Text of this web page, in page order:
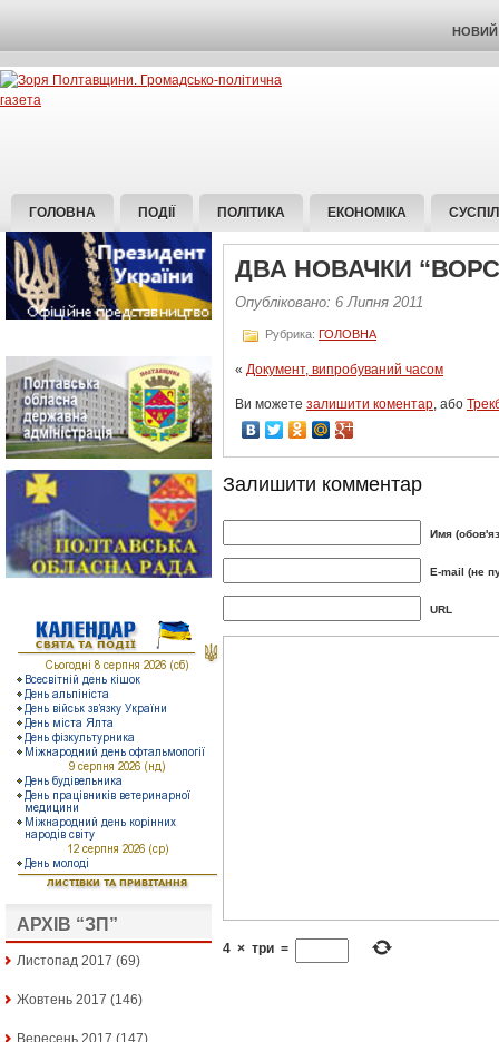
НОВИЙ
ГОЛОВНА ПОДІЇ ПОЛІТИКА ЕКОНОМІКА
АРХІВ “ЗП”
Листопад 2017 (69)
Жовтень 2017 (146)
ДВА НОВАЧКИ
Опубліковано: 6 Липня 2011
Рубрика: ГОЛОВНА
« Документ, випробуваний часом
Ви можете залишити коментар, або
Залишити комментар
Имя
E-mail (не
URL
4 × три =